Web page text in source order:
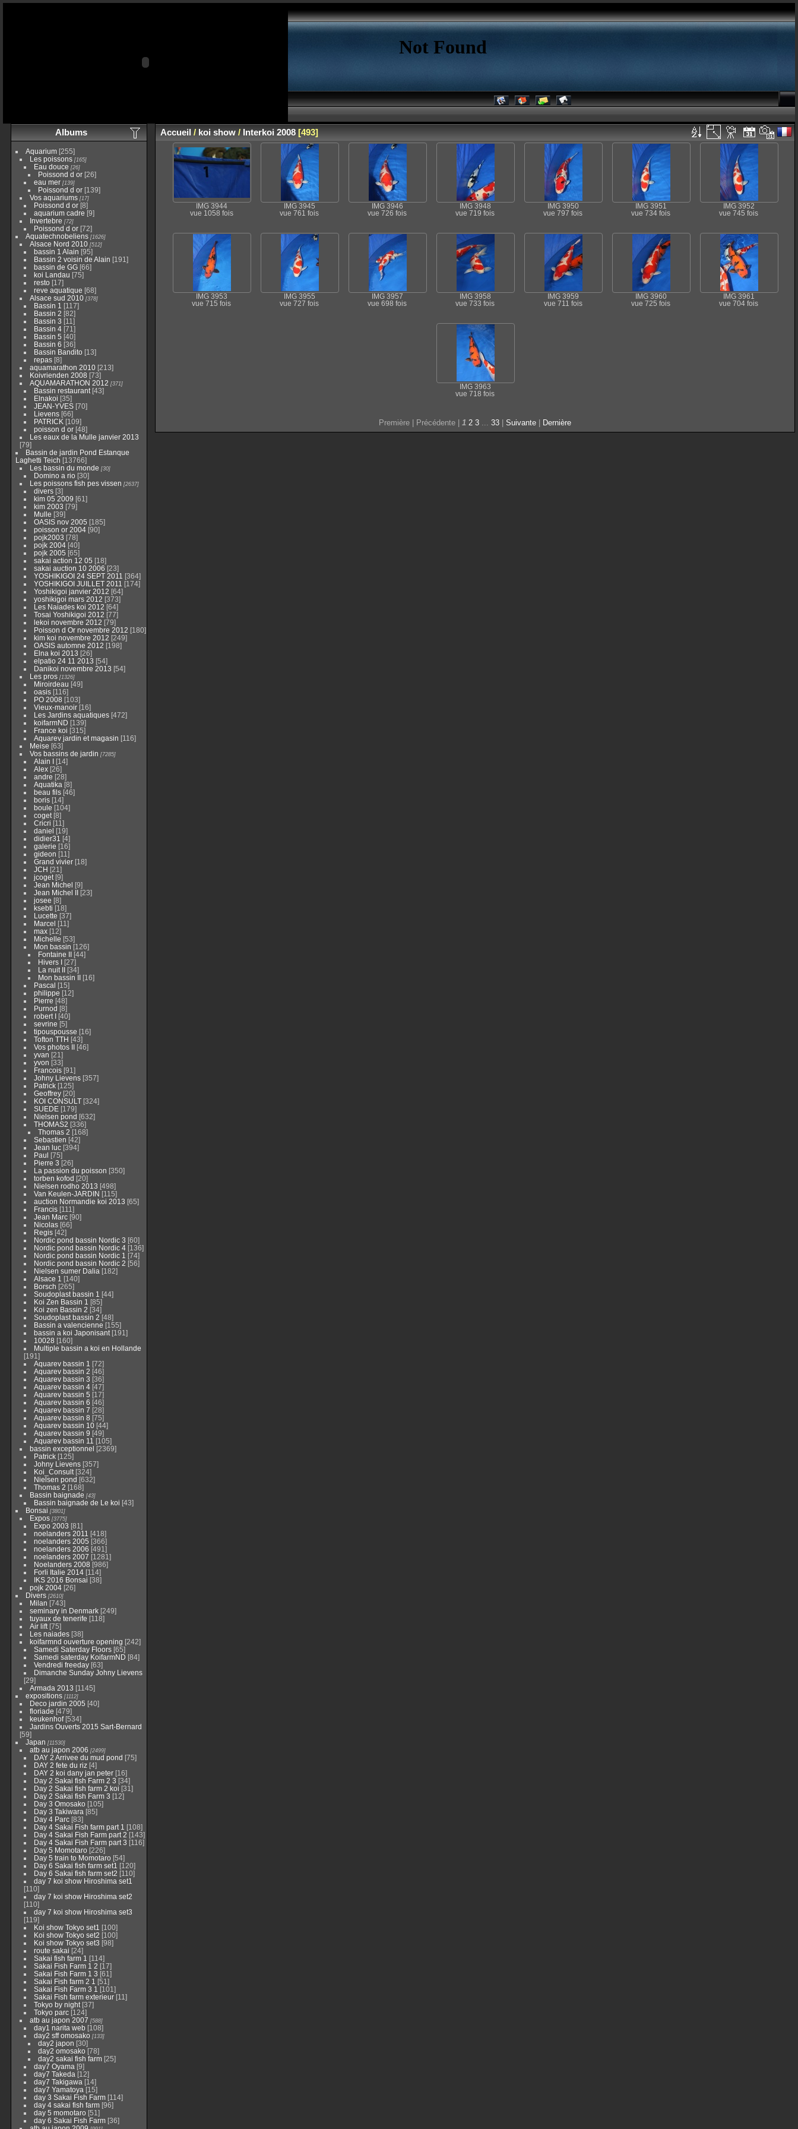
Albums
Aquarium [255]
Les poissons [165]
Eau douce [26]
Poissond d or [26]
eau mer [139]
Poissond d or [139]
Vos aquariums [17]
Poissond d or [8]
aquarium cadre [9]
Invertebre [72]
Poissond d or [72]
Aquatechnobeliens [1626]
Alsace Nord 2010 [512]
bassin 1 Alain [95]
Bassin 2 voisin de Alain [191]
bassin de GG [66]
koi Landau [75]
resto [17]
reve aquatique [68]
Alsace sud 2010 [378]
Bassin 1 [117]
Bassin 2 [82]
Bassin 3 [11]
Bassin 4 [71]
Bassin 5 [40]
Bassin 6 [36]
Bassin Bandito [13]
repas [8]
aquamarathon 2010 [213]
Koivrienden 2008 [73]
AQUAMARATHON 2012 [371]
Bassin restaurant [43]
Elnakoi [35]
JEAN-YVES [70]
Lievens [66]
PATRICK [109]
poisson d or [48]
Les eaux de la Mulle janvier 2013
[79]
Bassin de jardin Pond Estanque
Laghetti Teich [13766]
Les bassin du monde [30]
Domino a rio [30]
Les poissons fish pes vissen [2637]
divers [3]
kim 05 2009 [61]
kim 2003 [79]
Mulle [39]
OASIS nov 2005 [185]
poisson or 2004 [90]
pojk2003 [78]
pojk 2004 [40]
pojk 2005 [65]
sakai action 12 05 [18]
sakai auction 10 2006 [23]
YOSHIKIGOI 24 SEPT 2011 [364]
YOSHIKIGOI JUILLET 2011 [174]
Yoshikigoi janvier 2012 [64]
yoshikigoi mars 2012 [373]
Les Naiades koi 2012 [64]
Tosai Yoshikigoi 2012 [77]
lekoi novembre 2012 [79]
Poisson d Or novembre 2012 [180]
kim koi novembre 2012 [249]
OASIS automne 2012 [198]
Elna koi 2013 [26]
elpatio 24 11 2013 [54]
Danikoi novembre 2013 [54]
Les pros [1326]
Miroirdeau [49]
oasis [116]
PO 2008 [103]
Vieux-manoir [16]
Les Jardins aquatiques [472]
koifarmND [139]
France koi [315]
Aquarev jardin et magasin [116]
Meise [63]
Vos bassins de jardin [7285]
Alain I [14]
Alex [26]
andre [28]
Aquatika [8]
beau fils [46]
boris [14]
boule [104]
coget [8]
Cricri [11]
daniel [19]
didier31 [4]
galerie [16]
gideon [11]
Grand vivier [18]
JCH [21]
jcoget [9]
Jean Michel [9]
Jean Michel II [23]
josee [8]
ksebti [18]
Lucette [37]
Marcel [11]
max [12]
Michelle [53]
Mon bassin [126]
Fontaine II [44]
Hivers I [27]
La nuit II [34]
Mon bassin II [16]
Pascal [15]
philippe [12]
Pierre [48]
Purnod [8]
robert I [40]
sevrine [5]
tipouspousse [16]
Tofton TTH [43]
Vos photos II [46]
yvan [21]
yvon [33]
Francois [91]
Johny Lievens [357]
Patrick [125]
Geoffrey [20]
KOI CONSULT [324]
SUEDE [179]
Nielsen pond [632]
THOMAS2 [336]
Thomas 2 [168]
Sebastien [42]
Jean luc [394]
Paul [75]
Pierre 3 [26]
La passion du poisson [350]
torben kofod [20]
Nielsen rodho 2013 [498]
Van Keulen-JARDIN [115]
auction Normandie koi 2013 [65]
Francis [111]
Jean Marc [90]
Nicolas [66]
Regis [42]
Nordic pond bassin Nordic 3 [60]
Nordic pond bassin Nordic 4 [136]
Nordic pond bassin Nordic 1 [74]
Nordic pond bassin Nordic 2 [56]
Nielsen sumer Dalia [182]
Alsace 1 [140]
Borsch [265]
Soudoplast bassin 1 [44]
Koi Zen Bassin 1 [85]
Koi zen Bassin 2 [34]
Soudoplast bassin 2 [48]
Bassin a valencienne [155]
bassin a koi Japonisant [191]
10028 [160]
Multiple bassin a koi en Hollande
[191]
Aquarev bassin 1 [72]
Aquarev bassin 2 [46]
Aquarev bassin 3 [36]
Aquarev bassin 4 [47]
Aquarev bassin 5 [17]
Aquarev bassin 6 [46]
Aquarev bassin 7 [28]
Aquarev bassin 8 [75]
Aquarev bassin 10 [44]
Aquarev bassin 9 [49]
Aquarev bassin 11 [105]
bassin exceptionnel [2369]
Patrick [125]
Johny Lievens [357]
Koi_Consult [324]
Nielsen pond [632]
Thomas 2 [168]
Bassin baignade [43]
Bassin baignade de Le koi [43]
Bonsai [3801]
Expos [3775]
Expo 2003 [81]
noelanders 2011 [418]
noelanders 2005 [366]
noelanders 2006 [491]
noelanders 2007 [1281]
Noelanders 2008 [986]
Forli Italie 2014 [114]
IKS 2016 Bonsai [38]
pojk 2004 [26]
Divers [2610]
Milan [743]
seminary in Denmark [249]
tuyaux de tenerife [118]
Air lift [75]
Les naiades [38]
koifarmnd ouverture opening [242]
Samedi Saterday Floors [65]
Samedi saterday KoifarmND [84]
Vendredi freeday [63]
Dimanche Sunday Johny Lievens
[29]
Armada 2013 [1145]
expositions [1112]
Deco jardin 2005 [40]
floriade [479]
keukenhof [534]
Jardins Ouverts 2015 Sart-Bernard
[59]
Japan [11530]
atb au japon 2006 [2499]
DAY 2 Arrivee du mud pond [75]
DAY 2 fete du riz [4]
DAY 2 koi dany jan peter [16]
Day 2 Sakai fish Farm 2 3 [34]
Day 2 Sakai fish farm 2 koi [31]
Day 2 Sakai fish Farm 3 [12]
Day 3 Omosako [105]
Day 3 Takiwara [85]
Day 4 Parc [83]
Day 4 Sakai Fish farm part 1 [108]
Day 4 Sakai Fish Farm part 2 [143]
Day 4 Sakai Fish Farm part 3 [116]
Day 5 Momotaro [226]
Day 5 train to Momotaro [54]
Day 6 Sakai fish farm set1 [120]
Day 6 Sakai fish farm set2 [110]
day 7 koi show Hiroshima set1
[110]
day 7 koi show Hiroshima set2
[110]
day 7 koi show Hiroshima set3
[119]
Koi show Tokyo set1 [100]
Koi show Tokyo set2 [100]
Koi show Tokyo set3 [98]
route sakai [24]
Sakai fish farm 1 [114]
Sakai Fish Farm 1 2 [17]
Sakai Fish Farm 1 3 [61]
Sakai Fish farm 2 1 [51]
Sakai Fish Farm 3 1 [101]
Sakai Fish farm exterieur [11]
Tokyo by night [37]
Tokyo parc [124]
atb au japon 2007 [588]
day1 narita web [108]
day2 sff omosako [133]
day2 japon [30]
day2 omosako [78]
day2 sakai fish farm [25]
day7 Oyama [9]
day7 Takeda [12]
day7 Takigawa [14]
day7 Yamatoya [15]
day 3 Sakai Fish Farm [114]
day 4 sakai fish farm [96]
day 5 momotaro [51]
day 6 Sakai Fish Farm [36]
Accueil/ koi show/ Interkoi 2008[493]
IMG 3944
vue 1058 fois
IMG 3945
vue 761 fois
IMG 3946
vue 726 fois
IMG 3948
vue 719 fois
IMG 3950
vue 797 fois
IMG 3951
vue 734 fois
IMG 3952
vue 745 fois
IMG 3953
vue 715 fois
IMG 3955
vue 727 fois
IMG 3957
vue 698 fois
IMG 3958
vue 733 fois
IMG 3959
vue 711 fois
IMG 3960
vue 725 fois
IMG 3961
vue 704 fois
IMG 3963
vue 718 fois
Première | Précédente | 1 2 3 ... 33 Suivante Dernière